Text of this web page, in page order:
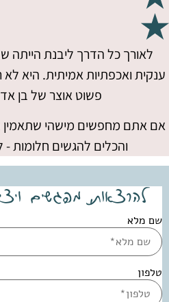
לאורך כל הדרך ליבנת הייתה
ענקית ואכפתיות אמיתית. היא
פשוט אוצר של בן
אם אתם מחפשים מישהי שתאמין
והכלים להגשים חלומות
להרצאות, מפגשים
שם מלא
טלפון